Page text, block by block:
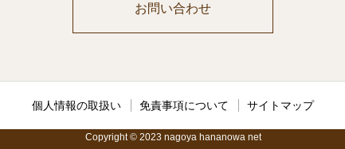
お問い合わせ
個人情報の取扱い 免責事項について サイトマップ
Copyright © 2023 nagoya hananowa net